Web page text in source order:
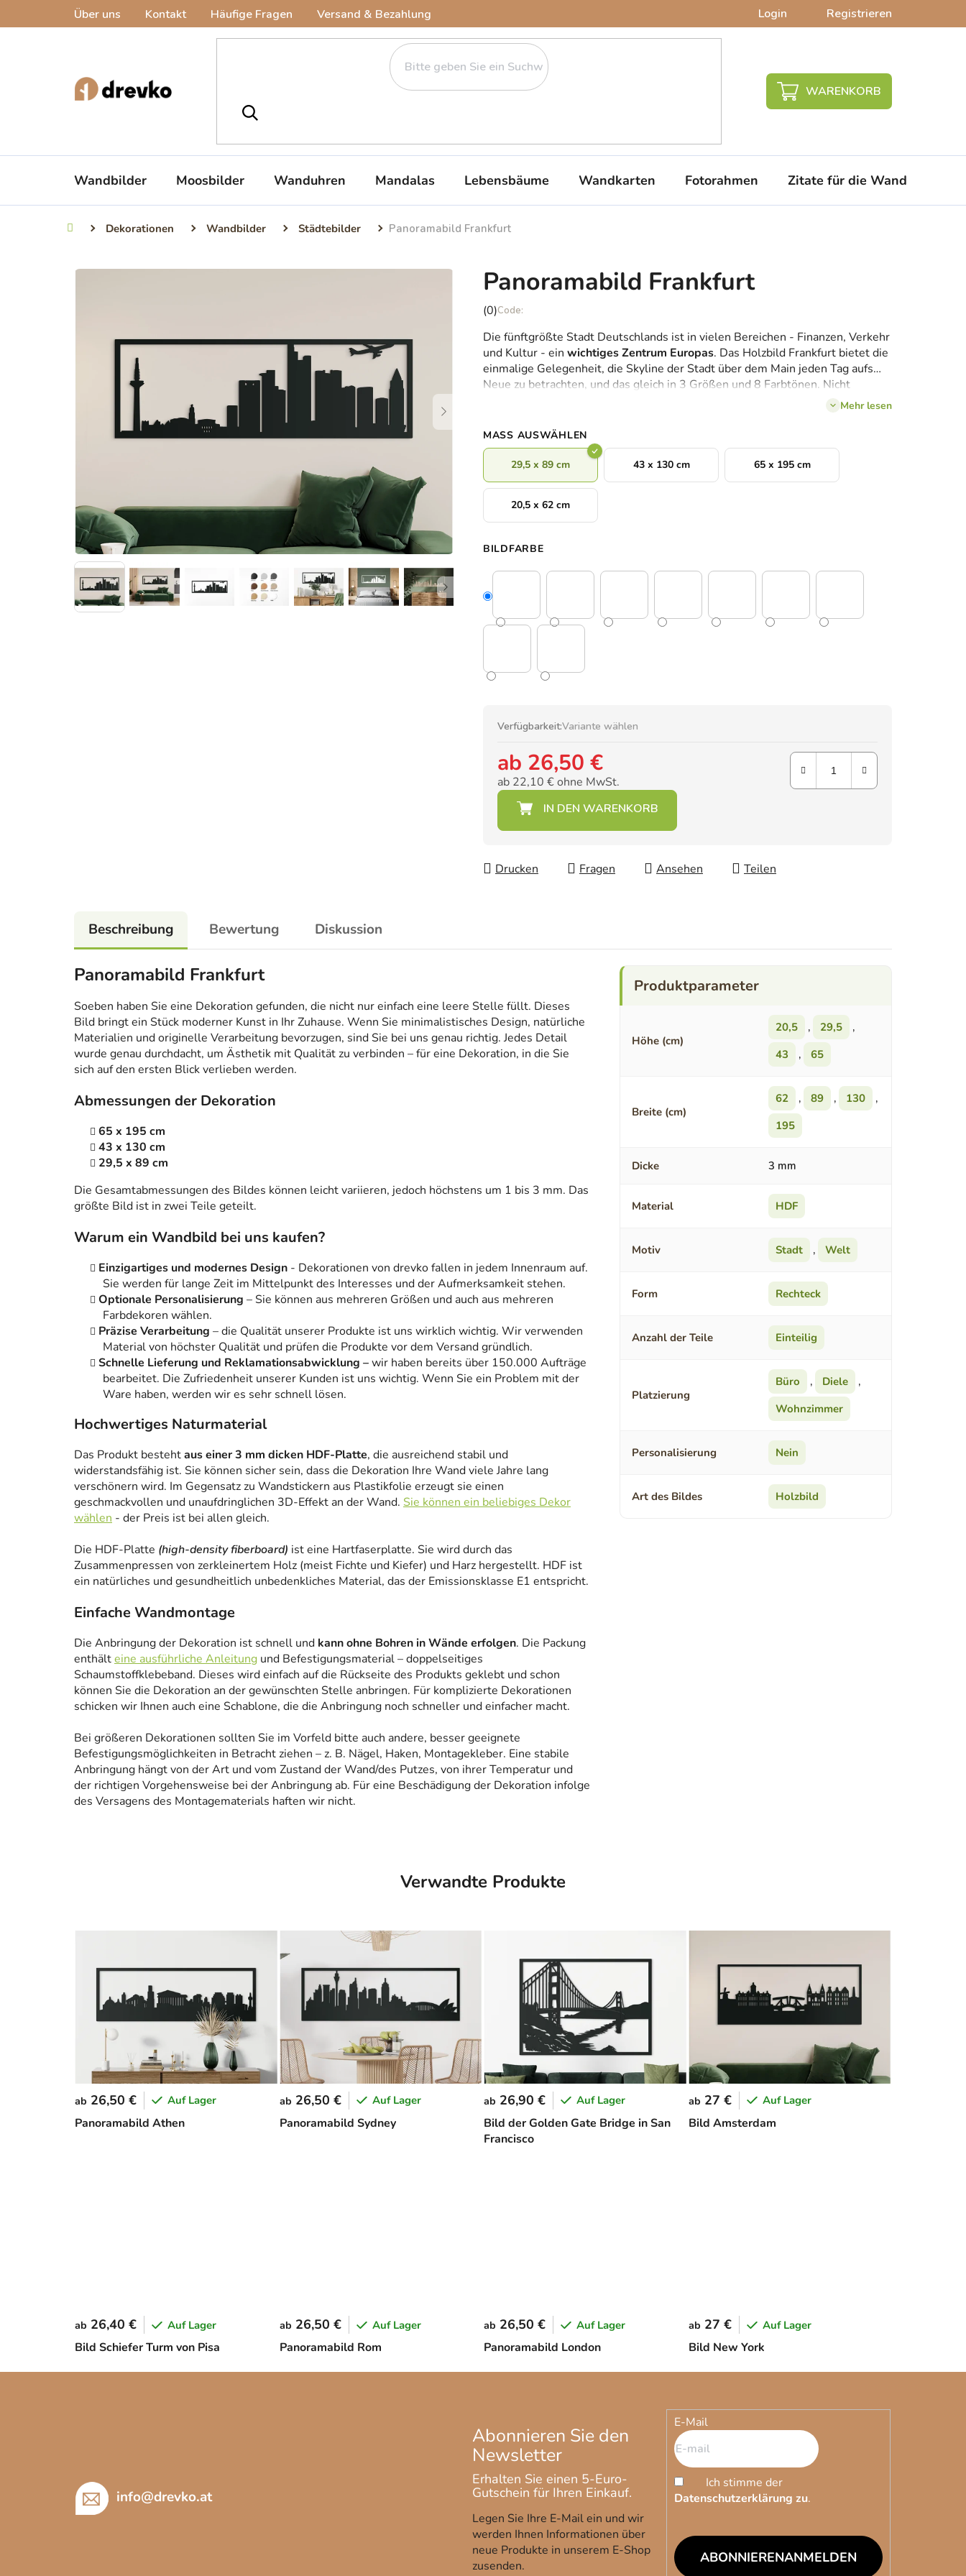
Über uns Kontakt Häufige Fragen Versand & Bezahlung Login Registrieren
WARENKORB
Wandbilder Moosbilder Wanduhren Mandalas Lebensbäume Wandkarten Fotorahmen Zitate für die Wand
StartseiteDekorationen Wandbilder Städtebilder Panoramabild Frankfurt
Panoramabild Frankfurt
Die
Produktbewertung
ist
0,0
von
(0)
Die fünftgrößte Stadt Deutschlands ist in vielen Bereichen - Finanzen, Verkehr
und Kultur - ein wichtiges Zentrum Europas. Das Holzbild Frankfurt bietet die
einmalige Gelegenheit, die Skyline der Stadt über dem Main jeden Tag aufs
Neue zu betrachten, und das gleich in 3 Größen und 8 Farbtönen. Nicht
Manhattan
ihnen nicht fehlen, denn er ist die treibende Kraft der gesamten Region und
empfängt und begleitet regelmäßig Besucher, die beschlossen haben,
Frankfurt selbst zu erleben. Sind Sie einer von ihnen?
Mehr lesen
MASS AUSWÄHLEN
29,5 x 89 cm 43 x 130 cm 65 x 195 cm
20,5 x 62 cm
BILDFARBE
Verfügbarkeit:Variante wählen
ab 26,50 €
ab 22,10 €ohne MwSt.
Verkaufspreis:
Drucken Fragen Ansehen Teilen
Beschreibung Bewertung Diskussion
Panoramabild Frankfurt
Soeben haben Sie eine Dekoration gefunden, die nicht nur einfach eine leere Stelle füllt. Dieses
Bild bringt ein Stück moderner Kunst in Ihr Zuhause. Wenn Sie minimalistisches Design, natürliche
Materialien und originelle Verarbeitung bevorzugen, sind Sie bei uns genau richtig. Jedes Detail
wurde genau durchdacht, um Ästhetik mit Qualität zu verbinden – für eine Dekoration, in die Sie
sich auf den ersten Blick verlieben werden.
Abmessungen der Dekoration
65 x 195 cm
43 x 130 cm
29,5 x 89 cm
Die Gesamtabmessungen des Bildes können leicht variieren, jedoch höchstens um 1 bis 3 mm. Das
größte Bild ist in zwei Teile geteilt.
Warum ein Wandbild bei uns kaufen?
Einzigartiges und modernes Design - Dekorationen von drevko fallen in jedem Innenraum auf.
Sie werden für lange Zeit im Mittelpunkt des Interesses und der Aufmerksamkeit stehen.
Optionale Personalisierung – Sie können aus mehreren Größen und auch aus mehreren
Farbdekoren wählen.
Präzise Verarbeitung – die Qualität unserer Produkte ist uns wirklich wichtig. Wir verwenden
Material von höchster Qualität und prüfen die Produkte vor dem Versand gründlich.
Schnelle Lieferung und Reklamationsabwicklung –wir haben bereits über 150.000 Aufträge
bearbeitet. Die Zufriedenheit unserer Kunden ist uns wichtig. Wenn Sie ein Problem mit der
Ware haben, werden wir es sehr schnell lösen.
Hochwertiges Naturmaterial
Das Produkt bestehtaus einer 3 mm dicken HDF-Platte, die ausreichend stabil und
widerstandsfähig ist. Sie können sicher sein, dass die Dekoration Ihre Wand viele Jahre lang
verschönern wird. Im Gegensatz zu Wandstickern aus Plastikfolie erzeugt sie einen
geschmackvollen und unaufdringlichen 3D-Effekt an der Wand. Sie können ein beliebiges Dekor
wählen - der Preis ist bei allen gleich.
Die HDF-Platte (high-density fiberboard) ist eine Hartfaserplatte. Sie wird durch das
Zusammenpressen von zerkleinertem Holz (meist Fichte und Kiefer) und Harz hergestellt. HDF ist
ein natürliches und gesundheitlich unbedenkliches Material, das der Emissionsklasse E1 entspricht.
Einfache Wandmontage
Die Anbringung der Dekoration ist schnell und kann ohne Bohren in Wände erfolgen. Die Packung
enthälteine ausführliche Anleitung und Befestigungsmaterial – doppelseitiges
Schaumstoffklebeband. Dieses wird einfach auf die Rückseite des Produkts geklebt und schon
können Sie die Dekoration an der gewünschten Stelle anbringen. Für komplizierte Dekorationen
schicken wir Ihnen auch eine Schablone, die die Anbringung noch schneller und einfacher macht.
Bei größeren Dekorationen sollten Sie im Vorfeld bitte auch andere, besser geeignete
Befestigungsmöglichkeiten in Betracht ziehen – z. B. Nägel, Haken, Montagekleber. Eine stabile
Anbringung hängt von der Art und vom Zustand der Wand/des Putzes, von ihrer Temperatur und
der richtigen Vorgehensweise bei der Anbringung ab. Für eine Beschädigung der Dekoration infolge
des Versagens des Montagematerials haften wir nicht.
Höhe (cm)
20,5 , 29,5
,
43
, 65
Breite (cm)
62 , 89 , 130
,
195
Dicke 3 mm
Material HDF
Motiv Stadt , Welt
Form Rechteck
Anzahl der Teile Einteilig
Platzierung
Büro , Diele
,
Wohnzimmer
Personalisierung Nein
Art des Bildes Holzbild
Verwandte Produkte
Panoramabild Athen
ab 26,50 € Auf Lager
Panoramabild Sydney
ab 26,50 € Auf Lager
Bild der Golden Gate Bridge in San
Francisco
ab 26,90 € Auf Lager
Bild Amsterdam
ab 27 € Auf Lager
Bild Schiefer Turm von Pisa
ab 26,40 € Auf Lager
Panoramabild Rom
ab 26,50 € Auf Lager
Panoramabild London
ab 26,50 € Auf Lager
Bild New York
ab 27 € Auf Lager
info@drevko.at
Legen Sie Ihre E-Mail ein und wir
werden Ihnen Informationen über
neue Produkte in unserem E-Shop
zusenden.
E-Mail
Ich stimme der
Datenschutzerklärung zu.
ANMELDEN